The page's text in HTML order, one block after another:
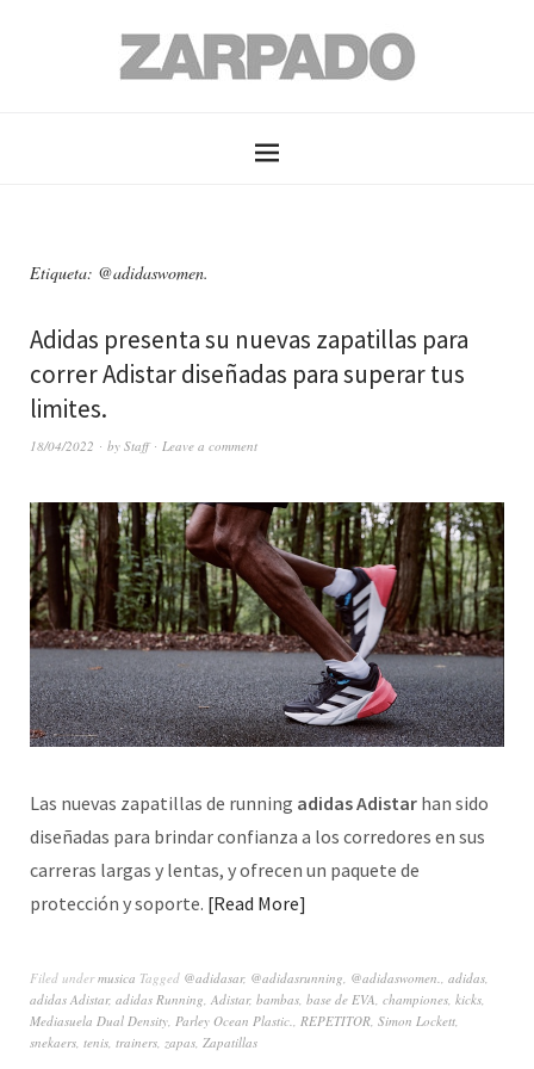
Etiqueta: @adidaswomen.
Adidas presenta su nuevas zapatillas para
correr Adistar diseñadas para superar tus
limites.
18/04/2022 by Staff Leave a comment
Las nuevas zapatillas de running adidas Adistar han sido
diseñadas para brindar confianza a los corredores en sus
carreras largas y lentas, y ofrecen un paquete de
protección y soporte. Read More
Filed undermusica Tagged @adidasar, @adidasrunning, @adidaswomen., adidas,
adidas Adistar, adidas Running, Adistar, bambas, base de EVA, championes, kicks,
Mediasuela Dual Density, Parley Ocean Plastic., REPETITOR, Simon Lockett,
snekaers, tenis, trainers, zapas, Zapatillas